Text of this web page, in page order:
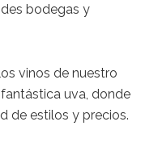
bodegas y
vinos de nuestro
uva, donde
de estilos y precios.